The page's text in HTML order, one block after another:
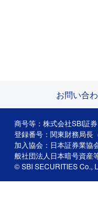
お問い合
商号等：株式会社SBI証
登録番号：関東財務局長
加入協会：日本証券業協
般社団法人日本暗号資産
© SBI SECURITIES Co.,